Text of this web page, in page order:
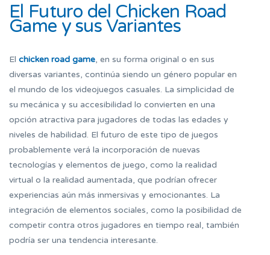
El Futuro del Chicken Road
Game y sus Variantes
El chicken road game, en su forma original o en sus
diversas variantes, continúa siendo un género popular en
el mundo de los videojuegos casuales. La simplicidad de
su mecánica y su accesibilidad lo convierten en una
opción atractiva para jugadores de todas las edades y
niveles de habilidad. El futuro de este tipo de juegos
probablemente verá la incorporación de nuevas
tecnologías y elementos de juego, como la realidad
virtual o la realidad aumentada, que podrían ofrecer
experiencias aún más inmersivas y emocionantes. La
integración de elementos sociales, como la posibilidad de
competir contra otros jugadores en tiempo real, también
podría ser una tendencia interesante.